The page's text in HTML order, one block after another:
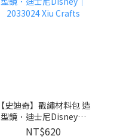
【史迪奇】戳繡材料包 造
型鏡．迪士尼Disney｜
2033024 Xiu Crafts
NT$620